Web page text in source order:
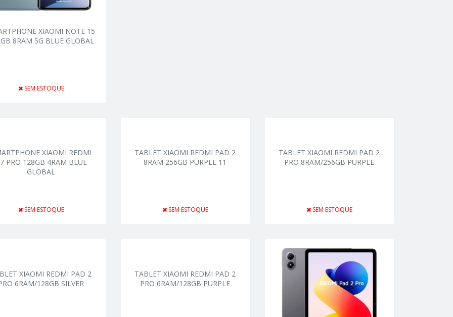
XIAOMI NOTE 15
8RAM 5G BLUE GLOBAL
SEM ESTOQUE
XIAOMI REDMI
PRO 128GB 4RAM BLUE
GLOBAL
SEM ESTOQUE
TABLET XIAOMI REDMI PAD 2
8RAM 256GB PURPLE 11
SEM ESTOQUE
TABLET XIAOMI REDMI PAD 2
PRO 8RAM/256GB PURPLE
SEM ESTOQUE
XIAOMI REDMI PAD 2
6RAM/128GB SILVER
TABLET XIAOMI REDMI PAD 2
PRO 6RAM/128GB PURPLE